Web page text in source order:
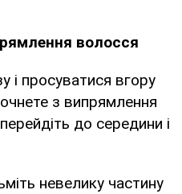
волосся
і просуватися вгору
з випрямлення
до середини і
невелику частину